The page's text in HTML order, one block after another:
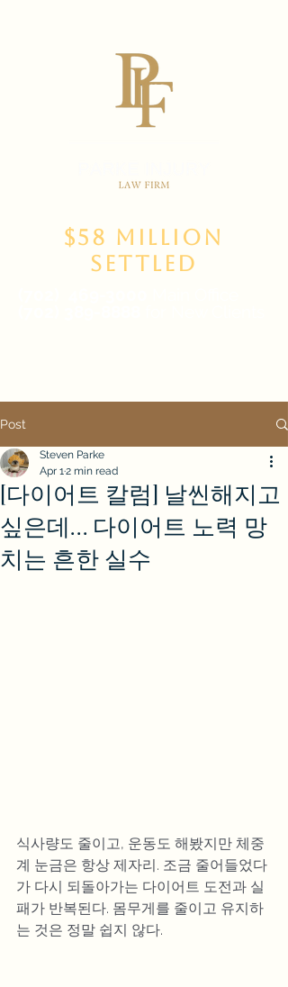
$58 Million
Settled
Post
[다이어트 칼럼] 날씬해지고
싶은데... 다이어트 노력 망
치는 흔한 실수
Steven Parke
Apr 12 min read
식사량도 줄이고, 운동도 해봤지만 체중
계 눈금은 항상 제자리. 조금 줄어들었다
가 다시 되돌아가는 다이어트 도전과 실
패가 반복된다. 몸무게를 줄이고 유지하
는 것은 정말 쉽지 않다.